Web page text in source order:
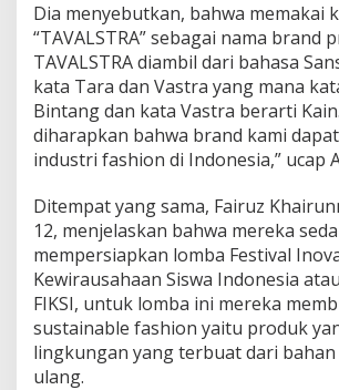
Dia menyebutkan, bahwa memakai
“TAVALSTRA” sebagai nama brand
TAVALSTRA diambil dari bahasa
kata Tara dan Vastra yang mana
Bintang dan kata Vastra berarti Kain.
diharapkan bahwa brand kami
industri fashion di Indonesia,” ucap
Ditempat yang sama, Fairuz
12, menjelaskan bahwa mereka
mempersiapkan lomba Festival
Kewirausahaan Siswa Indonesia
FIKSI, untuk lomba ini mereka
sustainable fashion yaitu produk
lingkungan yang terbuat dari
ulang.